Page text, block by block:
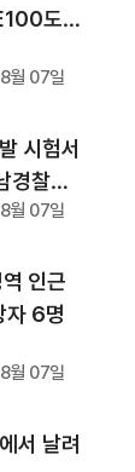
도
월 07일
시험서
경찰청
월 07일
인근
자 6명
월 07일
서 날려